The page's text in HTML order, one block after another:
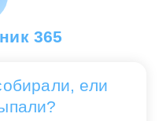
365
ели